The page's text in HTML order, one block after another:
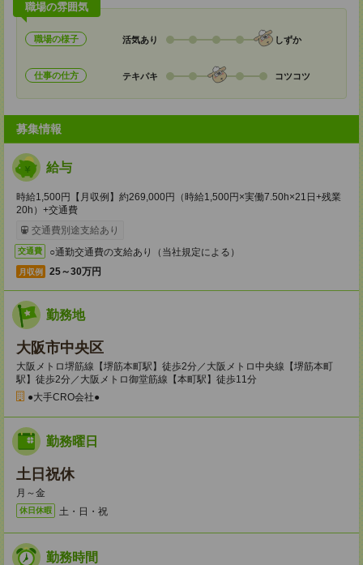
職場の雰囲気
職場の様子 活気あり しずか
仕事の仕方 テキパキ コツコツ
募集情報
給与
時給1,500円【月収例】約269,000円（時給1,500円×実働7.50h×21日+残業
20h）+交通費
交通費別途支給あり
交通費 ○通勤交通費の支給あり（当社規定による）
月収例 25～30万円
勤務地
大阪市中央区
大阪メトロ堺筋線【堺筋本町駅】徒歩2分／大阪メトロ中央線【堺筋本町
駅】徒歩2分／大阪メトロ御堂筋線【本町駅】徒歩11分
●大手CRO会社●
勤務曜日
土日祝休
月～金
休日休暇 土・日・祝
勤務時間